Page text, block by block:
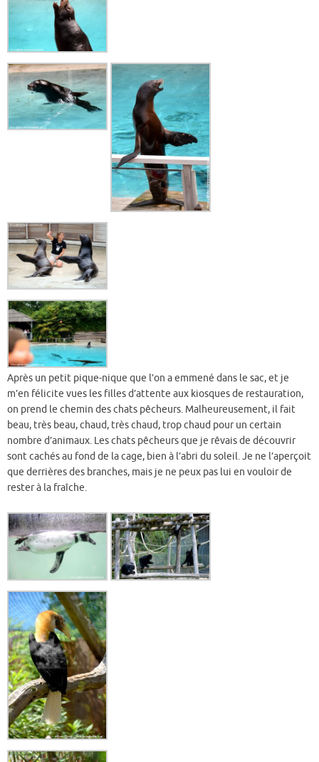
Après un petit pique-nique que l’on a emmené dans le sac, et je
m’en félicite vues les filles d’attente aux kiosques de restauration,
on prend le chemin des chats pêcheurs. Malheureusement, il fait
beau, très beau, chaud, très chaud, trop chaud pour un certain
nombre d’animaux. Les chats pêcheurs que je rêvais de découvrir
sont cachés au fond de la cage, bien à l’abri du soleil. Je ne l’aperçoit
que derrières des branches, mais je ne peux pas lui en vouloir de
rester à la fraîche.